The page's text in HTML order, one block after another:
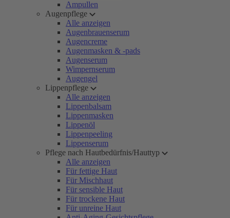
Ampullen
Augenpflege
Alle anzeigen
Augenbrauenserum
Augencreme
Augenmasken & -pads
Augenserum
Wimpernserum
Augengel
Lippenpflege
Alle anzeigen
Lippenbalsam
Lippenmasken
Lippenöl
Lippenpeeling
Lippenserum
Pflege nach Hautbedürfnis/Hauttyp
Alle anzeigen
Für fettige Haut
Für Mischhaut
Für sensible Haut
Für trockene Haut
Für unreine Haut